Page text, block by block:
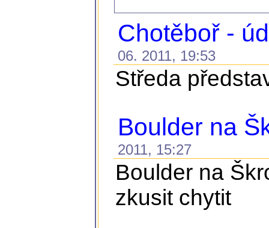
Chotěboř -
06. 2011, 19:53
Středa
Boulder na
2011, 15:27
Boulder na
zkusit chytit